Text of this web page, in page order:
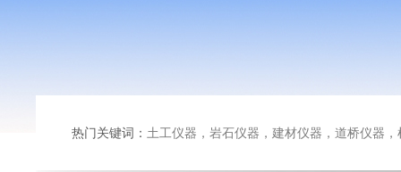
热门关键词： 土工仪器，岩石仪器，建材仪器，道桥仪器，检测